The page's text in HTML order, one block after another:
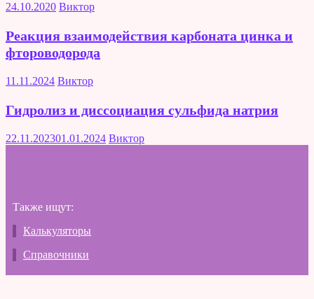
24.10.2020 Виктор
Реакция взаимодействия карбоната цинка и
фтороводорода
11.11.2024 Виктор
Гидролиз и диссоциация сульфида натрия
22.11.202301.01.2024 Виктор
Также ищут:
Калькуляторы
Справочники